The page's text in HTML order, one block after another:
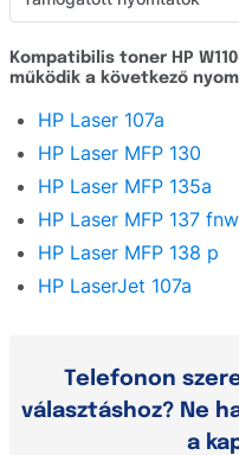
Részletes leírás
Webáruház értékelés
Kérdezzen
Kompatibilis toner HP
működik a következő
HP Laser 107a
HP Laser MFP 130
HP Laser MFP 135a
HP Laser MFP 137 fnw
HP Laser MFP 138 p
HP LaserJet 107a
Telefonon
választáshoz? Ne
a